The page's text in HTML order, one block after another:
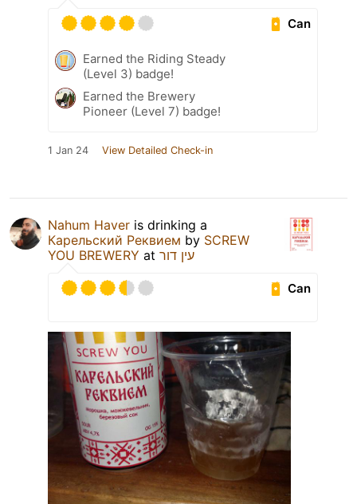
Can
Earned the Riding Steady
(Level 3) badge!
Earned the Brewery
Pioneer (Level 7) badge!
1 Jan 24 View Detailed Check-in
Nahum Haver is drinking a
Карельский Реквием by SCREW
YOU BREWERY at עין דור
Can